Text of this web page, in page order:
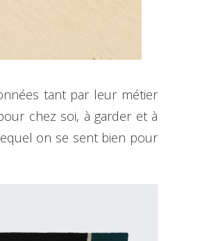
tant par leur métier
chez soi, à garder et à
on se sent bien pour